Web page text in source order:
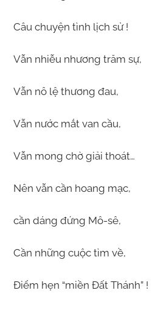
Câu chuyện tình lịch sử !
Vẫn nhiễu nhương trăm sự,
Vẫn nô lệ thương đau,
Vẫn nước mắt van cầu,
Vẫn mong chờ giải thoát…
Nên vẫn cần hoang mạc,
cần dáng đứng Mô-sê,
Cần những cuộc tìm về,
Điểm hẹn “miền Đất Thánh” !